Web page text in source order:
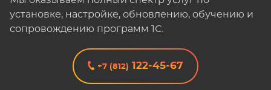
установке, настройке, обновлению, обучению и
сопровождению программ 1С.
+7 (812) 122-45-67